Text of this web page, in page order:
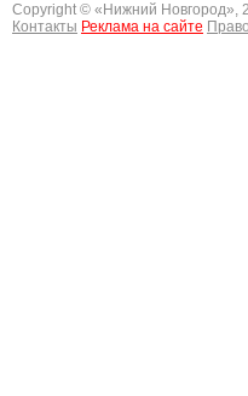
Copyright © « Нижний Новгород»,
Контакты Реклама на сайте